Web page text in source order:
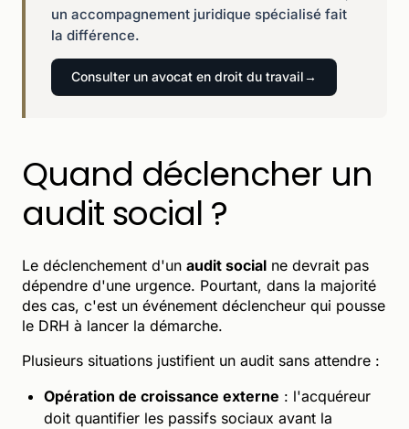
un accompagnement juridique spécialisé fait
la différence.
Consulter un avocat en droit du travail
Quand déclencher un
audit social ?
Le déclenchement d'un audit social ne devrait pas
dépendre d'une urgence. Pourtant, dans la majorité
des cas, c'est un événement déclencheur qui pousse
le DRH à lancer la démarche.
Plusieurs situations justifient un audit sans attendre :
Opération de croissance externe : l'acquéreur
doit quantifier les passifs sociaux avant la